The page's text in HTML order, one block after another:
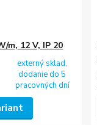
m, 12 V, IP 20
externý sklad,
dodanie do 5
pracovných dní